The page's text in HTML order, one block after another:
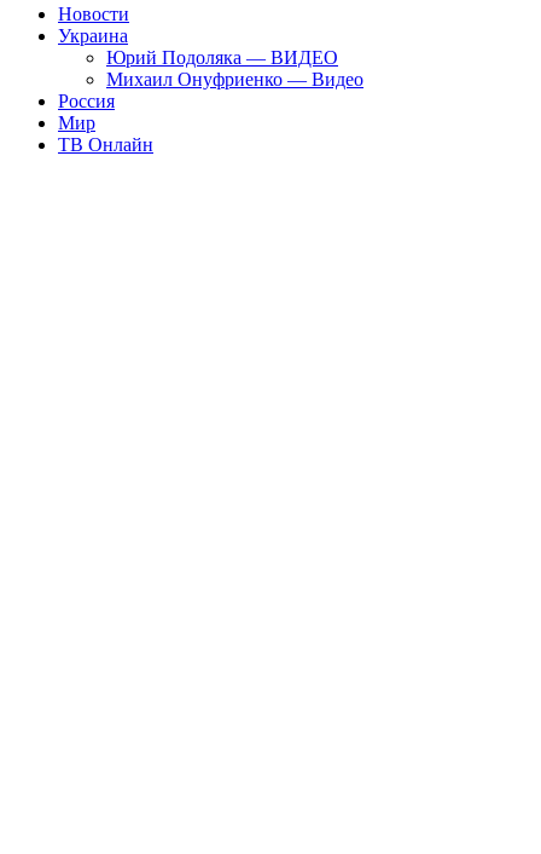
Новости
Украина
Юрий Подоляка — ВИДЕО
Михаил Онуфриенко — Видео
Россия
Мир
ТВ Онлайн